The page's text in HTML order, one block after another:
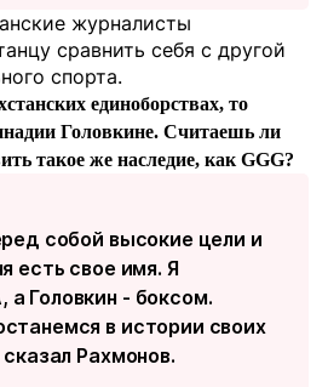
журналисты
сравнить себя с другой
спорта.
единоборствах, то
Головкине. Считаешь ли
такое же наследие, как GGG?
собой высокие цели и
есть свое имя. Я
Головкин - боксом.
в истории своих
сказал Рахмонов.